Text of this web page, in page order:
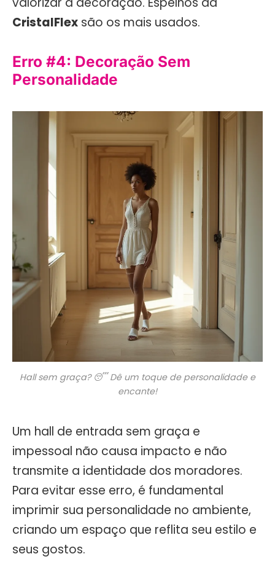
CristalFlex são os mais usados.
Erro #4: Decoração Sem
Personalidade
Hall sem graça? 😴 Dê um toque de personalidade e
encante!
Um hall de entrada sem graça e
impessoal não causa impacto e não
transmite a identidade dos moradores.
Para evitar esse erro, é fundamental
imprimir sua personalidade no ambiente,
criando um espaço que reflita seu estilo e
seus gostos.